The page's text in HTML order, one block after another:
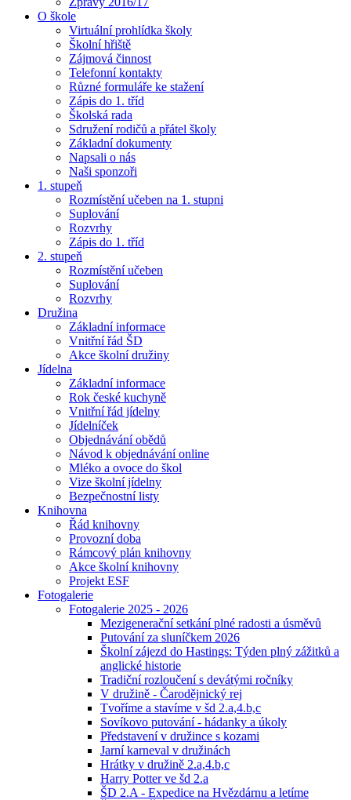
O škole
Virtuální prohlídka školy
Školní hřiště
Zájmová činnost
Telefonní kontakty
Různé formuláře ke stažení
Zápis do 1. tříd
Školská rada
Sdružení rodičů a přátel školy
Základní dokumenty
Napsali o nás
Naši sponzoři
1. stupeň
Rozmístění učeben na 1. stupni
Suplování
Rozvrhy
Zápis do 1. tříd
2. stupeň
Rozmístění učeben
Suplování
Rozvrhy
Družina
Základní informace
Vnitřní řád ŠD
Akce školní družiny
Jídelna
Základní informace
Rok české kuchyně
Vnitřní řád jídelny
Jídelníček
Objednávání obědů
Návod k objednávání online
Mléko a ovoce do škol
Vize školní jídelny
Bezpečnostní listy
Knihovna
Řád knihovny
Provozní doba
Rámcový plán knihovny
Akce školní knihovny
Projekt ESF
Fotogalerie
Fotogalerie 2025 - 2026
Mezigenerační setkání plné radosti a úsměvů
Putování za sluníčkem 2026
Školní zájezd do Hastings: Týden plný zážitků a
anglické historie
Tradiční rozloučení s devátými ročníky
V družině - Čarodějnický rej
Tvoříme a stavíme v šd 2.a,4.b,c
Sovíkovo putování - hádanky a úkoly
Představení v družince s kozami
Jarní karneval v družinách
Hrátky v družině 2.a,4.b,c
Harry Potter ve šd 2.a
ŠD 2.A - Expedice na Hvězdárnu a letíme